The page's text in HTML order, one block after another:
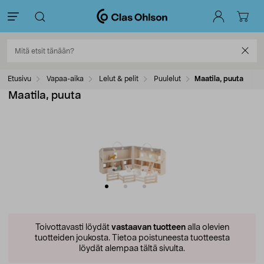
Etusivu Vapaa-aika Lelut & pelit Puulelut Maatila, puuta
Maatila, puuta
Toivottavasti löydät vastaavan tuotteenalla olevien
tuotteiden joukosta. Tietoa poistuneesta tuotteesta
löydät alempaa tältä sivulta.